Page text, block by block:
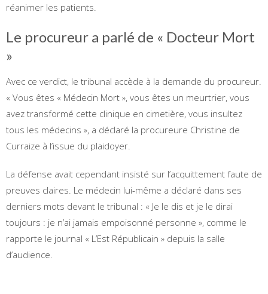
réanimer les patients.
Le procureur a parlé de « Docteur Mort
»
Avec ce verdict, le tribunal accède à la demande du procureur.
« Vous êtes « Médecin Mort », vous êtes un meurtrier, vous
avez transformé cette clinique en cimetière, vous insultez
tous les médecins », a déclaré la procureure Christine de
Curraize à l’issue du plaidoyer.
La défense avait cependant insisté sur l’acquittement faute de
preuves claires. Le médecin lui-même a déclaré dans ses
derniers mots devant le tribunal : « Je le dis et je le dirai
toujours : je n’ai jamais empoisonné personne », comme le
rapporte le journal « L’Est Républicain » depuis la salle
d’audience.